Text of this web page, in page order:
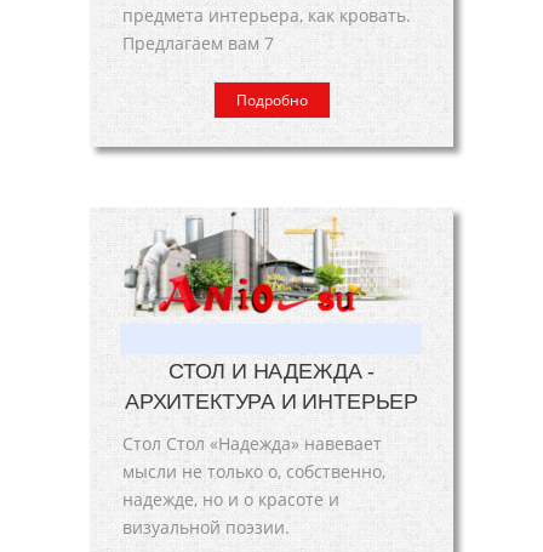
предмета интерьера, как кровать.
Предлагаем вам 7
Подробно
СТОЛ И НАДЕЖДА -
АРХИТЕКТУРА И ИНТЕРЬЕР
Стол Стол «Надежда» навевает
мысли не только о, собственно,
надежде, но и о красоте и
визуальной поэзии.